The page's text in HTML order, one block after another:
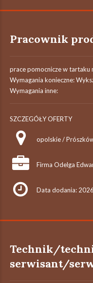
Pracownik
prace pomocnicze w tartaku
Wymagania konieczne:
Wymagania inne:
SZCZEGÓŁY OFERTY
opolskie /
Firma Odelga
Data dodania:
Technik/
serwisant/